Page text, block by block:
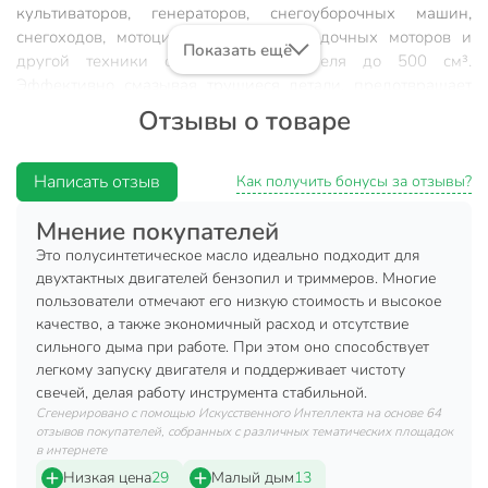
культиваторов, генераторов, снегоуборочных машин,
снегоходов, мотоциклов, скутеров, лодочных моторов и
другой техники с объемом двигателя до 500 см³.
залипание колец. Противоизносные свойства продлевают
ресурс работы двигателя, образуя надежную защитную
защищает от загрязнения свечей, поверхностного
зажигания, износа, коррозии, забивания выхлопного
коллектора и пригорания поршневых колец.
Характеристики:
Упаковка: бутылка;
Объем: 1 л;
Вид: полусинтетическое;
Тип двигателя: двухтактный.
Техническая информация
Показать ещё
Отзывы о товаре
Написать отзыв Как получить бонусы за отзывы?
Мнение покупателей
Это полусинтетическое масло идеально подходит для
двухтактных двигателей бензопил и триммеров. Многие
пользователи отмечают его низкую стоимость и высокое
качество, а также экономичный расход и отсутствие
сильного дыма при работе. При этом оно способствует
легкому запуску двигателя и поддерживает чистоту
свечей, делая работу инструмента стабильной.
Сгенерировано с помощью Искусственного Интеллекта на основе 64
отзывов покупателей, собранных с различных тематических площадок
в интернете
Низкая цена29 Малый дым13